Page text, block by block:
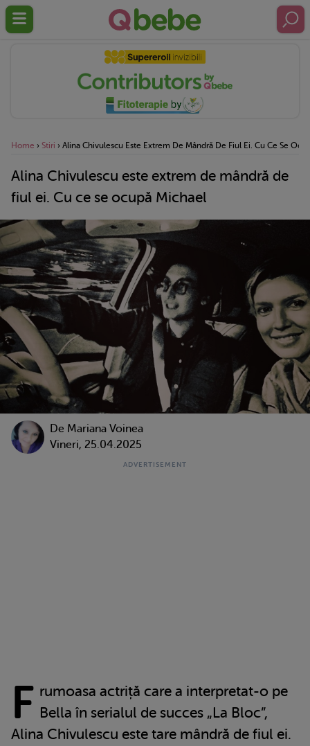
Home › Stiri › Alina Chivulescu Este Extrem De Mândră De Fiul Ei. Cu Ce Se
Alina Chivulescu este extrem de mândră de
fiul ei. Cu ce se ocupă Michael
De Mariana Voinea
Vineri, 25.04.2025
F rumoasa actriță care a interpretat-o pe
Bella în serialul de succes „La Bloc”,
Alina Chivulescu este tare mândră de fiul ei.